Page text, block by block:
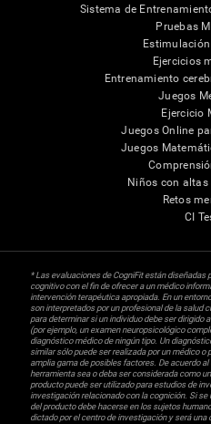
Sistema de
Pruebas
Ejercicios
Entrenamiento
Juegos
Ejercicio
Juegos Online
Juegos
Niños con
Retos
CI
* Las evaluaciones de CogniFit están
cognitivo con el fin de ofrecer a un médico
intervención terapéutica apropiada. En un
son interpretados por un profesional de la salud
para determinar si un individuo debe ser dirigido
(por ejemplo, un examen neuropsicológico
diagnóstico médico de ningún tipo. Un
similar sólo puede ser realizada por un médico
amplia gama de posibles factores. De acuerdo
herramienta sea o deba ser considerada como
producto puede ser utilizado para estudios de
investigación relacionado con la cognición. Si
del producto debe hacerse en los sujetos
dictado por el centro de investigación y será